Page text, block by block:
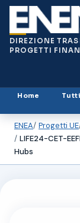
DIREZIONE
PROGETTI
Home
ENEA Progetti UE
LIFE24-CET-
Hubs